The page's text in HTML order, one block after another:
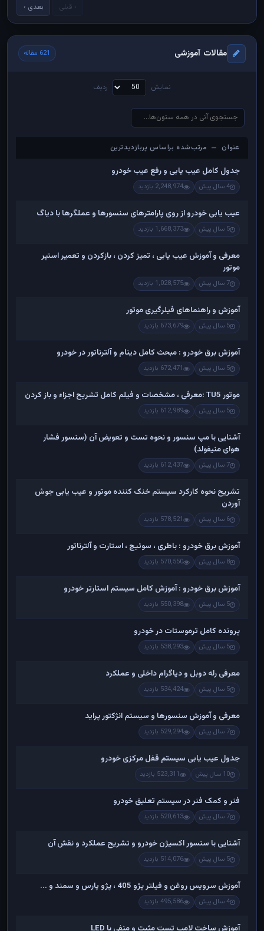
‹ قبلی بعدی ›
مقالات آموزشی 621 مقاله
نمایش ردیف
عنوان — مرتب‌شده براساس پربازدیدترین
عنوان — مرتب‌شده براساس پربازدیدترین
جدول کامل عیب یابی و رفع عیب خودرو
4 سال پیش 2,248,974 بازدید
عیب یابی خودرو از روی پارامترهای سنسورها و عملگرها با دیاگ
5 سال پیش 1,668,373 بازدید
معرفی و آموزش عیب یابی ، تمیز کردن ، بازکردن و تعمیر استپر
موتور
7 سال پیش 1,028,575 بازدید
آموزش و راهنماهای فیلرگیری موتور
5 سال پیش 673,679 بازدید
آموزش برق خودرو : مبحث کامل دینام و آلترناتور در خودرو
5 سال پیش 672,471 بازدید
موتور TU5 :معرفی ، مشخصات و فیلم کامل تشریح اجزاء و باز کردن
5 سال پیش 612,989 بازدید
آشنایی با مپ سنسور و نحوه تست و تعویض آن (سنسور فشار
هوای منیفولد)
7 سال پیش 612,437 بازدید
تشریح نحوه کارکرد سیستم خنک کننده موتور و عیب یابی جوش
آوردن
6 سال پیش 578,521 بازدید
آموزش برق خودرو : باطری ، سوئیچ ، استارت و آلترناتور
8 سال پیش 570,550 بازدید
آموزش برق خودرو : آموزش کامل سیستم استارتر خودرو
5 سال پیش 550,398 بازدید
پرونده کامل ترموستات در خودرو
5 سال پیش 538,293 بازدید
معرفی رله دوبل و دیاگرام داخلی و عملکرد
5 سال پیش 534,424 بازدید
معرفی و آموزش سنسورها و سیستم انژکتور پراید
7 سال پیش 529,294 بازدید
جدول عیب یابی سیستم قفل مرکزی خودرو
10 سال پیش 523,311 بازدید
فنر و کمک فنر در سیستم تعلیق خودرو
7 سال پیش 520,613 بازدید
آشنایی با سنسور اکسیژن خودرو و تشریح عملکرد و نقش آن
5 سال پیش 514,076 بازدید
آموزش سرویس روغن و فیلتر پژو 405 ، پژو پارس و سمند و ...
4 سال پیش 495,586 بازدید
آموزش ساخت لامپ تست مثبت و منفی با LED